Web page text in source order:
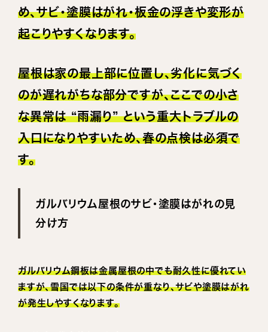
め、サビ・塗膜はがれ・板金の浮きや変形が
起こりやすくなります。
屋根は家の最上部に位置し、劣化に気づく
のが遅れがちな部分ですが、ここでの小さ
な異常は “雨漏り” という重大トラブルの
入口になりやすいため、春の点検は必須で
す。
ガルバリウム屋根のサビ・塗膜はがれの見
分け方
ガルバリウム鋼板は金属屋根の中でも耐久性に優れてい
ますが、雪国では以下の条件が重なり、サビや塗膜はがれ
が発生しやすくなります。